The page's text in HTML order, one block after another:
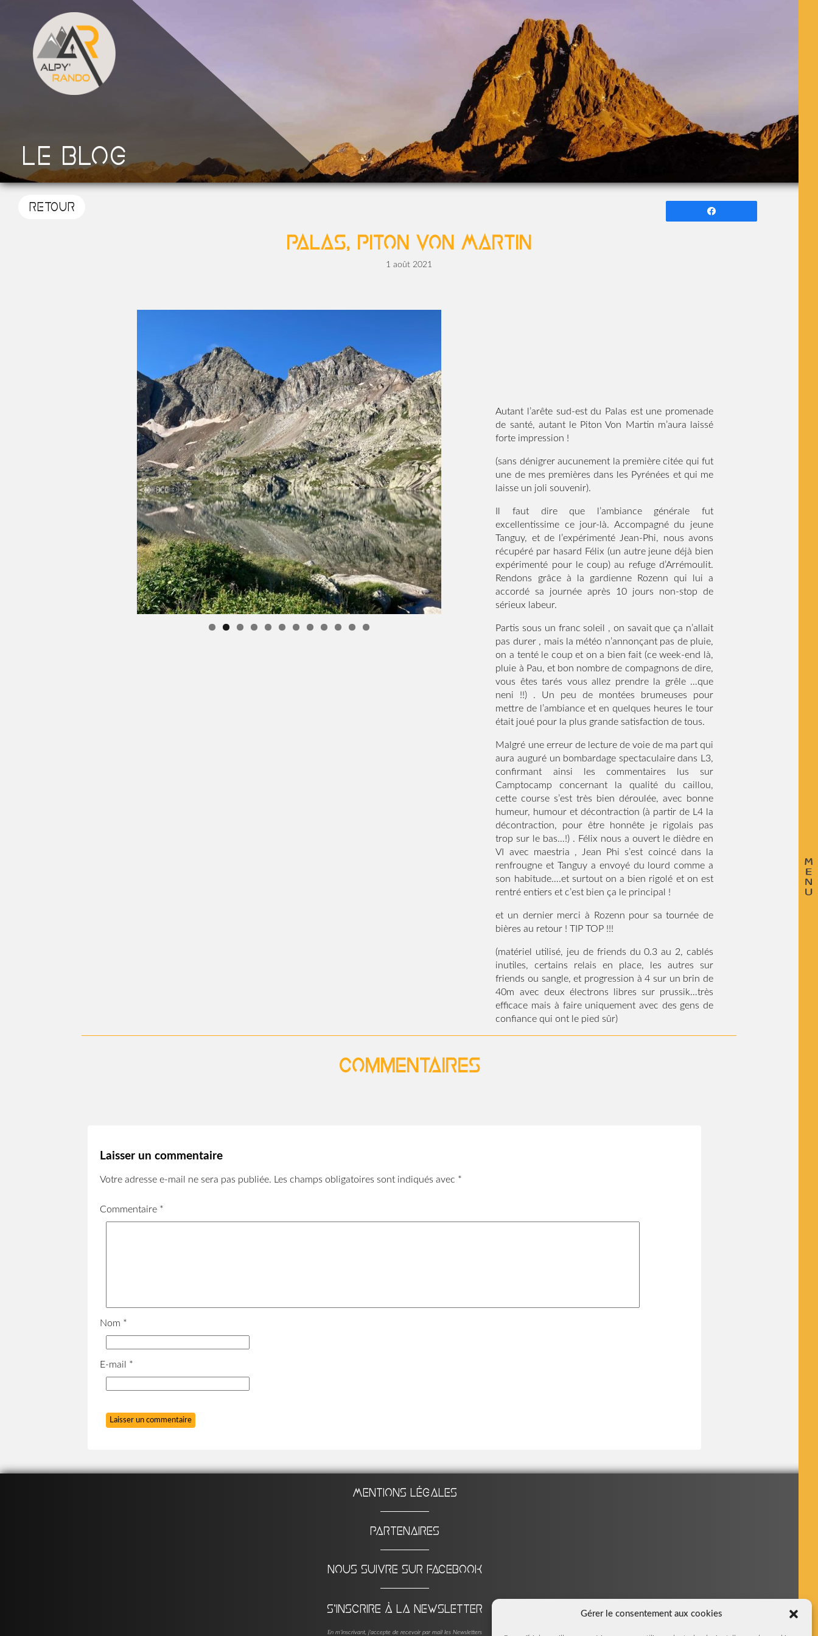
Gérer le consentement aux cookies
Le blog
RETOUR
Palas, Piton Von Martin
1 août 2021
Autant l’arête sud-est du Palas est une promenade
de santé, autant le Piton Von Martin m’aura laissé
forte impression !
(sans dénigrer aucunement la première citée qui fut
une de mes premières dans les Pyrénées et qui me
laisse un joli souvenir).
Il faut dire que l’ambiance générale fut
excellentissime ce jour-là. Accompagné du jeune
Tanguy, et de l’expérimenté Jean-Phi, nous avons
récupéré par hasard Félix (un autre jeune déjà bien
expérimenté pour le coup) au refuge d’Arrémoulit.
Rendons grâce à la gardienne Rozenn qui lui a
accordé sa journée après 10 jours non-stop de
sérieux labeur.
Partis sous un franc soleil , on savait que ça n’allait
pas durer , mais la météo n’annonçant pas de pluie,
on a tenté le coup et on a bien fait (ce week-end là,
pluie à Pau, et bon nombre de compagnons de dire,
vous êtes tarés vous allez prendre la grêle …que
neni !!) . Un peu de montées brumeuses pour
mettre de l’ambiance et en quelques heures le tour
était joué pour la plus grande satisfaction de tous.
Malgré une erreur de lecture de voie de ma part qui
aura auguré un bombardage spectaculaire dans L3,
confirmant ainsi les commentaires lus sur
Camptocamp concernant la qualité du caillou,
cette course s’est très bien déroulée, avec bonne
humeur, humour et décontraction (à partir de L4 la
décontraction, pour être honnête je rigolais pas
trop sur le bas…!) . Félix nous a ouvert le dièdre en
VI avec maestria , Jean Phi s’est coincé dans la
renfrougne et Tanguy a envoyé du lourd comme a
son habitude….et surtout on a bien rigolé et on est
rentré entiers et c’est bien ça le principal !
et un dernier merci à Rozenn pour sa tournée de
bières au retour ! TIP TOP !!!
(matériel utilisé, jeu de friends du 0.3 au 2, cablés
inutiles, certains relais en place, les autres sur
friends ou sangle, et progression à 4 sur un brin de
40m avec deux électrons libres sur prussik…très
efficace mais à faire uniquement avec des gens de
confiance qui ont le pied sûr)
Commentaires
Laisser un commentaire
Votre adresse e-mail ne sera pas publiée. Les champs obligatoires sont indiqués avec *
Commentaire *
Nom *
E-mail *
Mentions légales
Partenaires
Nous suivre sur Facebook
S'inscrire à la Newsletter
En m'inscrivant, j'accepte de recevoir par mail les Newsletters